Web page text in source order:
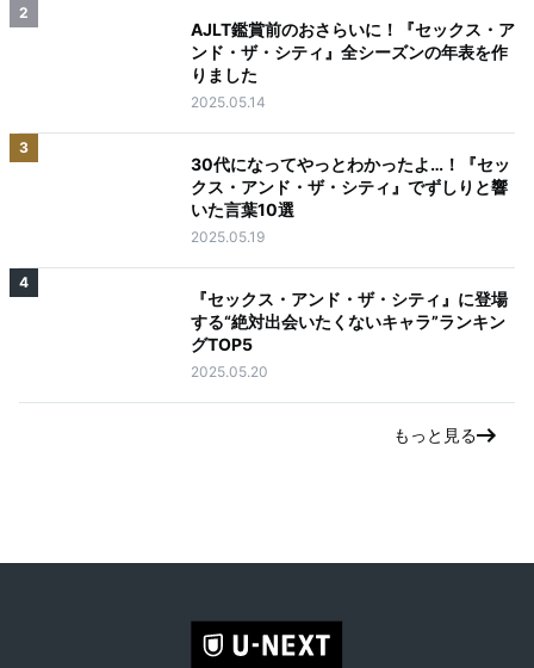
2
AJLT鑑賞前のおさらいに！『セックス・ア
ンド・ザ・シティ』全シーズンの年表を作
りました
2025.05.14
3
30代になってやっとわかったよ…！『セッ
クス・アンド・ザ・シティ』でずしりと響
いた言葉10選
2025.05.19
4
『セックス・アンド・ザ・シティ』に登場
する“絶対出会いたくないキャラ”ランキン
グTOP5
2025.05.20
もっと見る